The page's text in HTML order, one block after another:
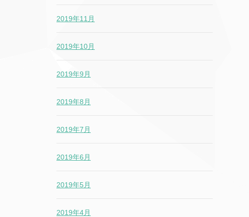
2019年11月
2019年10月
2019年9月
2019年8月
2019年7月
2019年6月
2019年5月
2019年4月